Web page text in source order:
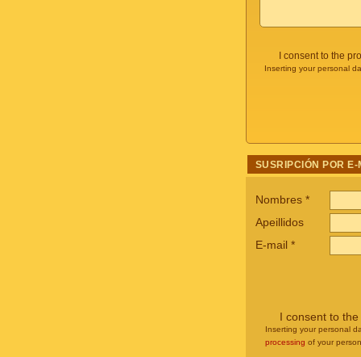
I consent to the
Inserting your personal
SUSRIPCIÓN POR E-
Nombres *
Apeillidos
E-mail *
I consent to
Inserting your personal
processing of your